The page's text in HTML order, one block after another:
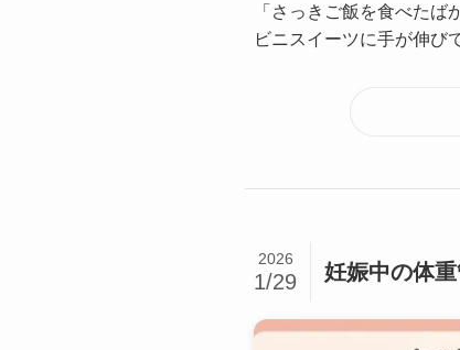
「さっきご飯を食べた
ビニスイーツに手が伸び
妊娠中の体
2026
1/29